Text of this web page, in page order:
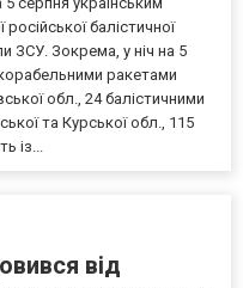
балістичної
ЗСУ. Зокрема, у ніч на 5
ракетами
обл., 24 балістичними
та Курської обл., 115
із...
від